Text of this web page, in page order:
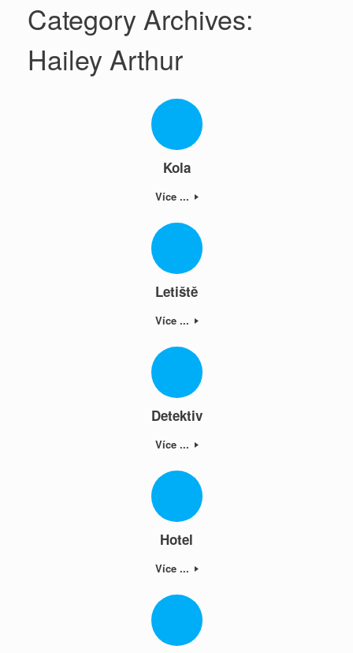
Category Archives:
Hailey Arthur
Kola
Více ...
Letiště
Více ...
Detektiv
Více ...
Hotel
Více ...